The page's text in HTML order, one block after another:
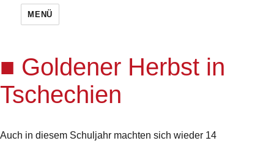
MENÜ
Goldener Herbst in
Tschechien
Auch in diesem Schuljahr machten sich wieder 14